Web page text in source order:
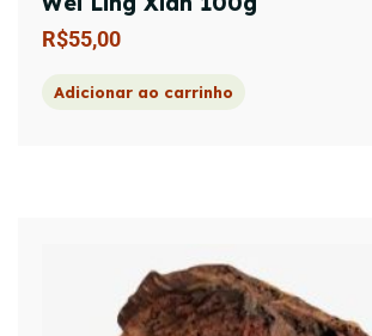
R$55,00
Adicionar ao carrinho